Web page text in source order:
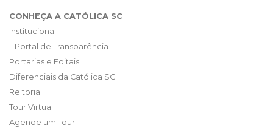
CONHEÇA A CATÓLICA SC
Institucional
– Portal de Transparência
Portarias e Editais
Diferenciais da Católica SC
Reitoria
Tour Virtual
Agende um Tour